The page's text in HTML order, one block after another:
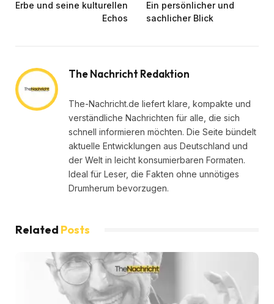
Erbe und seine kulturellen
Echos
Ein persönlicher und
sachlicher Blick
The Nachricht Redaktion
The-Nachricht.de liefert klare, kompakte und
verständliche Nachrichten für alle, die sich
schnell informieren möchten. Die Seite bündelt
aktuelle Entwicklungen aus Deutschland und
der Welt in leicht konsumierbaren Formaten.
Ideal für Leser, die Fakten ohne unnötiges
Drumherum bevorzugen.
Related Posts